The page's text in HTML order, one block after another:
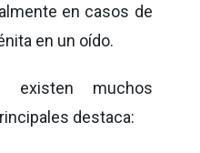
en casos de
en un oído.
existen muchos
destaca: